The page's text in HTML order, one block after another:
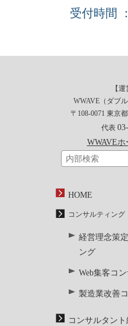
受付時間
【
WWAVE（ダブ
〒108-0071 東京
代表
WWAVE
HOME
コンサルティング
経営理念策
ング
Web集客コ
製造業改善
コンサルタント